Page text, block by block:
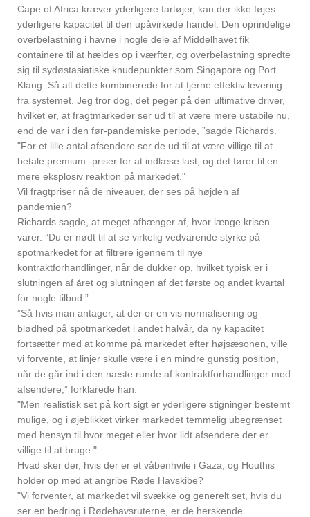
Cape of Africa kræver yderligere fartøjer, kan der ikke føjes
yderligere kapacitet til den upåvirkede handel. Den oprindelige
overbelastning i havne i nogle dele af Middelhavet fik
containere til at hældes op i værfter, og overbelastning spredte
sig til sydøstasiatiske knudepunkter som Singapore og Port
Klang. Så alt dette kombinerede for at fjerne effektiv levering
fra systemet. Jeg tror dog, det peger på den ultimative driver,
hvilket er, at fragtmarkeder ser ud til at være mere ustabile nu,
end de var i den før-pandemiske periode, ”sagde Richards.
"For et lille antal afsendere ser de ud til at være villige til at
betale premium -priser for at indlæse last, og det fører til en
mere eksplosiv reaktion på markedet."
Vil fragtpriser nå de niveauer, der ses på højden af
pandemien?
Richards sagde, at meget afhænger af, hvor længe krisen
varer. ”Du er nødt til at se virkelig vedvarende styrke på
spotmarkedet for at filtrere igennem til nye
kontraktforhandlinger, når de dukker op, hvilket typisk er i
slutningen af året og slutningen af det første og andet kvartal
for nogle tilbud.”
”Så hvis man antager, at der er en vis normalisering og
blødhed på spotmarkedet i andet halvår, da ny kapacitet
fortsætter med at komme på markedet efter højsæsonen, ville
vi forvente, at linjer skulle være i en mindre gunstig position,
når de går ind i den næste runde af kontraktforhandlinger med
afsendere,” forklarede han.
"Men realistisk set på kort sigt er yderligere stigninger bestemt
mulige, og i øjeblikket virker markedet temmelig ubegrænset
med hensyn til hvor meget eller hvor lidt afsendere der er
villige til at bruge."
Hvad sker der, hvis der er et våbenhvile i Gaza, og Houthis
holder op med at angribe Røde Havskibe?
"Vi forventer, at markedet vil svække og generelt set, hvis du
ser en bedring i Rødehavsruterne, er de herskende